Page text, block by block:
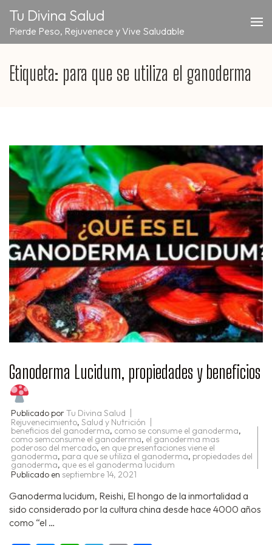
contenido
(presiona
tecla
Tu Divina Salud
Pierde Peso, Rejuvenece y Vive Saludable
Etiqueta: para que se utiliza el ganoderma
Ganoderma Lucidum, propiedades y beneficios
Publicado porTu Divina Salud
Rejuvenecimiento, Salud y Nutrición
beneficios del ganoderma, como se consume el ganoderma,
como semconsume el ganoderma, el ganoderma mas
poderoso del mercado, en que presentaciones viene el
ganoderma, para que se utiliza el ganoderma, propiedades del
ganoderma, que es el ganoderma lucidum
Publicado en septiembre 14, 2021
Ganoderma lucidum, Reishi, El hongo de la inmortalidad a
sido considerado por la cultura china desde hace 4000 años
como “el …